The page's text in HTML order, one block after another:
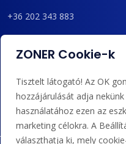
+36 202 343 883
admin@zoner.hu
átutalást és kreditet.
ZONER Cookie-k
Tisztelt látogató! Az OK
hozzájárulását adja
használatához ezen az
marketing célokra. A
választhatja ki, mely